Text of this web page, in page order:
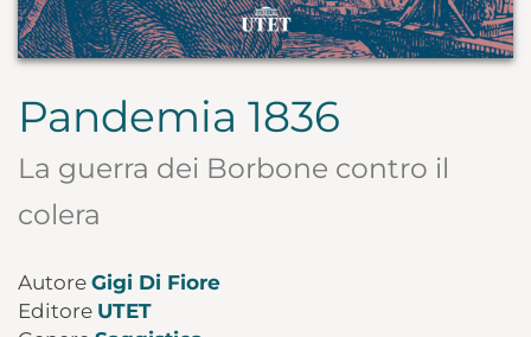
Pandemia 1836
La guerra dei Borbone contro il
colera
Autore Gigi Di Fiore
Editore UTET